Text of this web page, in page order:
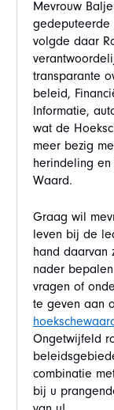
Mevrouw
gedeputeerde
volgde daar
transparante
beleid,
Informatie,
wat de
meer bezig
herindeling
Waard.
Graag wil
leven bij de
hand daarvan
nader
vragen of
te geven aan
Ongetwijfeld
combinatie
bij u